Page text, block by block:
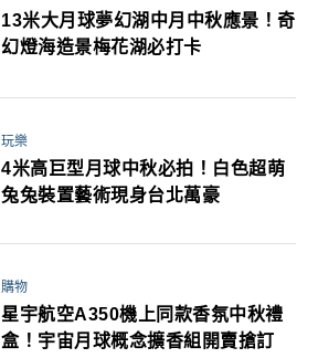
13米大月球夢幻湖中月中秋應景！奇
幻燈海造景梅花湖必打卡
玩樂
4米高巨型月球中秋必拍！白色超萌
兔兔裝置藝術現身台北萬豪
購物
星宇航空A350機上同款香氛中秋禮
盒！宇宙月球概念擴香組開賣搶訂